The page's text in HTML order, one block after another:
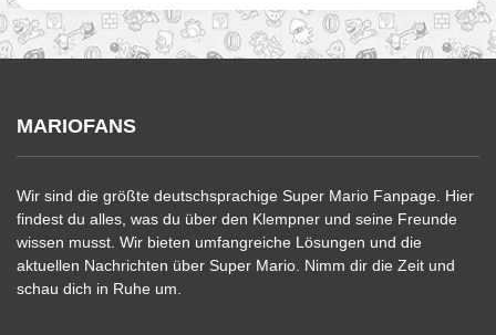
MARIOFANS
Wir sind die größte deutschsprachige Super Mario Fanpage. Hier
findest du alles, was du über den Klempner und seine Freunde
wissen musst. Wir bieten umfangreiche Lösungen und die
aktuellen Nachrichten über Super Mario. Nimm dir die Zeit und
schau dich in Ruhe um.